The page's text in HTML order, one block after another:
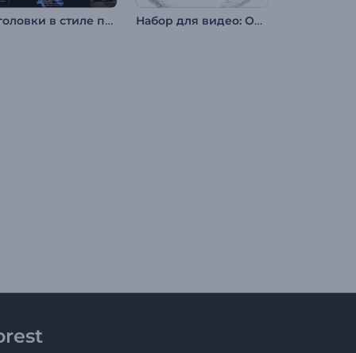
Заголовки в стиле пиксель-глитч Набор для видео: Онлайн-маркетинг и SEO